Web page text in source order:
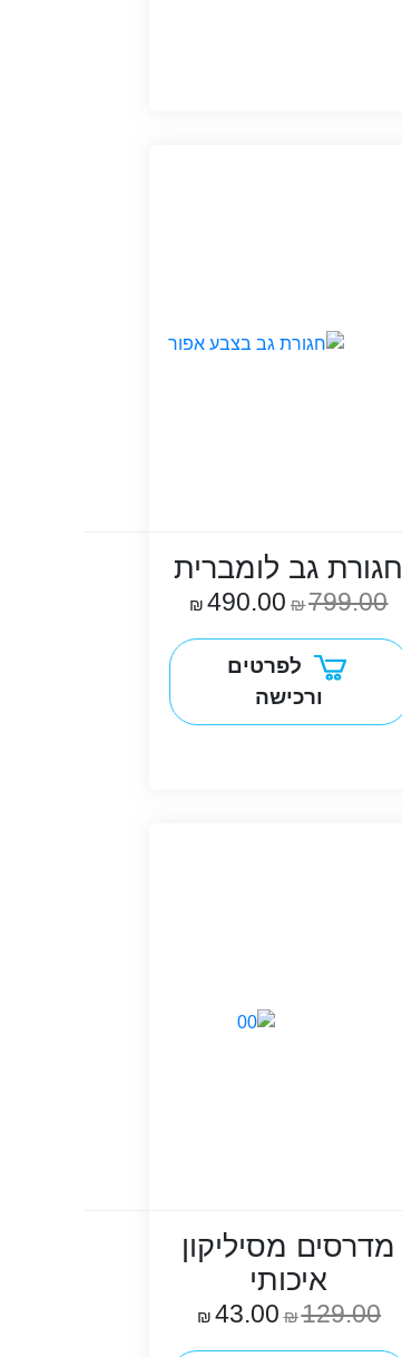
חגורת גב לומברית
₪799.00
₪ 490.00
לפרטים
ורכישה
מדרסים מסיליקון
איכותי
₪129.00
₪ 43.00